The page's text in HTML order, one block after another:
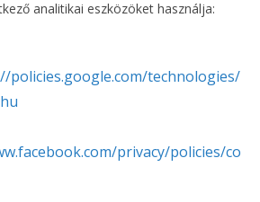
analitikai eszközöket használja:
policies.google.com/technologies/
privacy/policies/co